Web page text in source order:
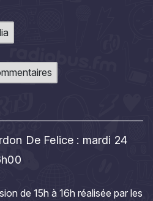
De Felice : mardi 24
de 15h à 16h réalisée par les